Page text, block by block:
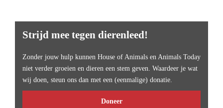
Strijd mee tegen dierenleed!
Zonder jouw hulp kunnen House of Animals en Animals Today
niet verder groeien en dieren een stem geven. Waardeer je wat
wij doen, steun ons dan met een (eenmalige) donatie.
Doneer